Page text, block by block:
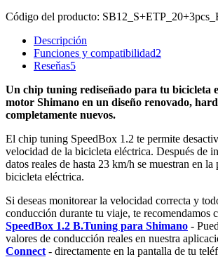
Código del producto:
Descripción
Funciones y compatibilidad2
Reseňas5
Un chip tuning rediseñado para tu bicicleta
motor Shimano en un diseño renovado,
completamente nuevos.
El chip tuning SpeedBox 1.2 te permite
velocidad de la bicicleta eléctrica. Después de
datos reales de hasta 23 km/h se muestran en la
bicicleta eléctrica.
Si deseas monitorear la velocidad correcta y
conducción durante tu viaje, te recomendamos
SpeedBox 1.2 B.Tuning para Shimano -
valores de conducción reales en nuestra
Connect - directamente en la pantalla de tu